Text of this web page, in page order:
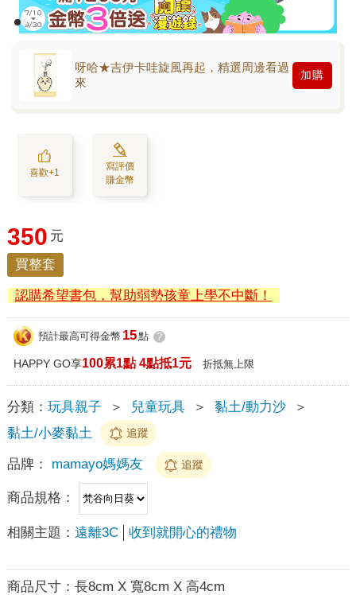
呀哈★吉伊卡哇旋風再起，精選周邊看過
來
加購
喜歡+1
寫評價
賺金幣
350 元
買整套
認購希望書包，幫助弱勢孩童上學不中斷！
預計最高可得金幣 15點 ?
HAPPY GO享100累1點 4點抵1元 折抵無上限
分類： 玩具親子 ＞ 兒童玩具 ＞ 黏土/動力沙
＞
黏土/小麥黏土
追蹤
品牌： mamayo媽媽友 追蹤
商品規格：
相關主題： 遠離3C 收到就開心的禮物
商品尺寸： 長8cm X 寬8cm X 高4cm